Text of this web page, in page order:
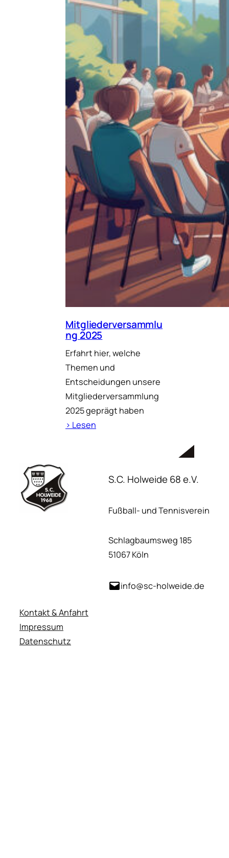
Mitgliederversammlu
ng 2025
Erfahrt hier, welche
Themen und
Entscheidungen unsere
Mitgliederversammlung
2025 geprägt haben
› Lesen
S.C. Holweide 68 e.V.
Fußball- und Tennisverein
Schlagbaumsweg 185
51067 Köln
info@sc-holweide.de
Kontakt & Anfahrt
Impressum
Datenschutz